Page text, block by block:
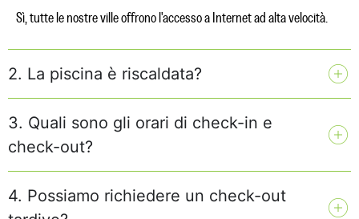
Sì, tutte le nostre ville offrono l'accesso a Internet ad alta velocità.
2. La piscina è riscaldata?
3. Quali sono gli orari di check-in e
check-out?
4. Possiamo richiedere un check-out